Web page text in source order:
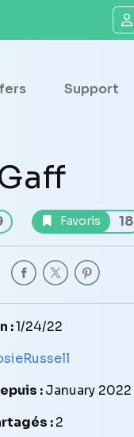
Support
Favoris 18
:1/24/22
:January 2022
:2